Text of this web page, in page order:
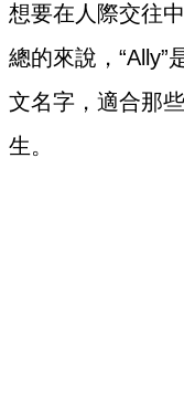
想要在人際交往
總的來說，“Ally”
文名字，適合那
生。